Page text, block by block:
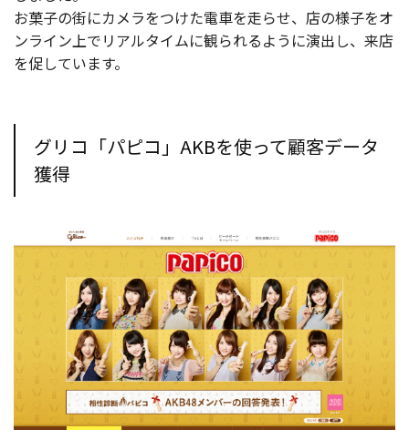
お菓子の街にカメラをつけた電車を走らせ、店の様子をオ
ンライン上でリアルタイムに観られるように演出し、来店
を促しています。
グリコ「パピコ」AKBを使って顧客データ
獲得